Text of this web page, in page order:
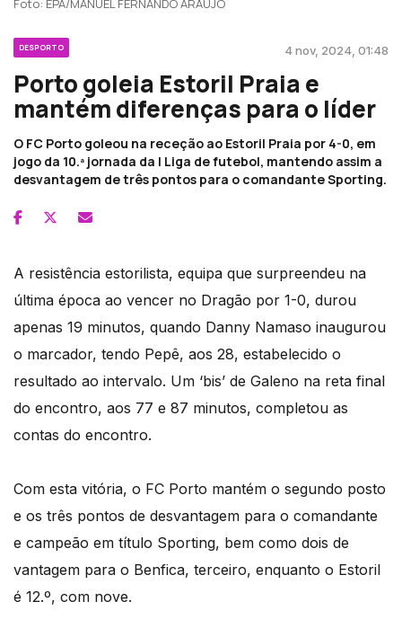
Foto: EPA/MANUEL FERNANDO ARAUJO
DESPORTO 4 nov, 2024, 01:48
Porto goleia Estoril Praia e
mantém diferenças para o líder
O FC Porto goleou na receção ao Estoril Praia por 4-0, em
jogo da 10.ª jornada da I Liga de futebol, mantendo assim a
desvantagem de três pontos para o comandante Sporting.
A resistência estorilista, equipa que surpreendeu na
última época ao vencer no Dragão por 1-0, durou
apenas 19 minutos, quando Danny Namaso inaugurou
o marcador, tendo Pepê, aos 28, estabelecido o
resultado ao intervalo. Um ‘bis’ de Galeno na reta final
do encontro, aos 77 e 87 minutos, completou as
contas do encontro.
Com esta vitória, o FC Porto mantém o segundo posto
e os três pontos de desvantagem para o comandante
e campeão em título Sporting, bem como dois de
vantagem para o Benfica, terceiro, enquanto o Estoril
é 12.º, com nove.